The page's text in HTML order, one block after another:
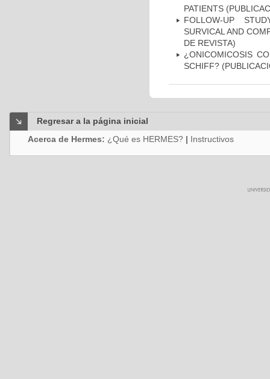
PATIENTS
FOLLOW-UP
SURVICAL AND
DE REVISTA)
¿ONICOMICOSIS
SCHIFF?
Regresar a la página inicial
Acerca de Hermes: ¿Qué es HERMES? | Instructivos